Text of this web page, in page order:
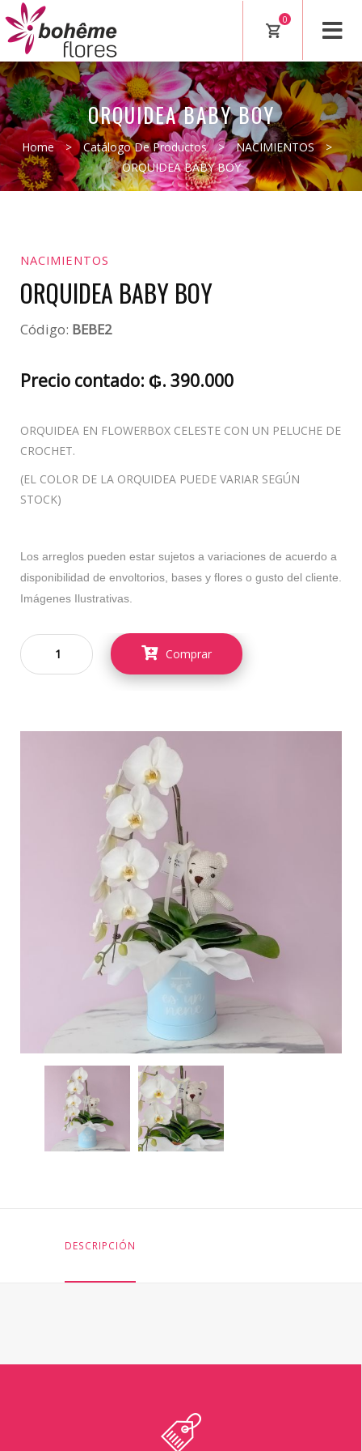
0
ORQUIDEA BABY BOY
Home > Catálogo De Productos > NACIMIENTOS
>
ORQUIDEA BABY BOY
NACIMIENTOS
ORQUIDEA BABY BOY
Código: BEBE2
Precio contado: ₲. 390.000
ORQUIDEA EN FLOWERBOX CELESTE CON UN PELUCHE DE
CROCHET.
(EL COLOR DE LA ORQUIDEA PUEDE VARIAR SEGÚN
STOCK)
Los arreglos pueden estar sujetos a variaciones de acuerdo a
disponibilidad de envoltorios, bases y flores o gusto del cliente.
Imágenes Ilustrativas.
Comprar
DESCRIPCIÓN